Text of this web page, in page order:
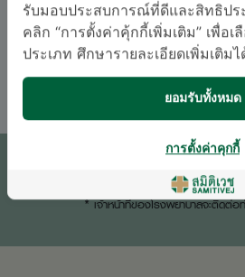
ภาษา
อังกฤษ
ติดต่อสอบถาม
* เจ้าหน้าที่ของโรงพยาบาลจะติดต่อ
รับมอบประสบการณ์ที่ดีและสิทธิปร
คลิก “การตั้งค่าคุ้กกี้เพิ่มเติม” เพื่อ
ประเภท ศึกษารายละเอียดเพิ่มเติมไ
ยอมรับทั้งหมด
การตั้งค่าคุกกี้